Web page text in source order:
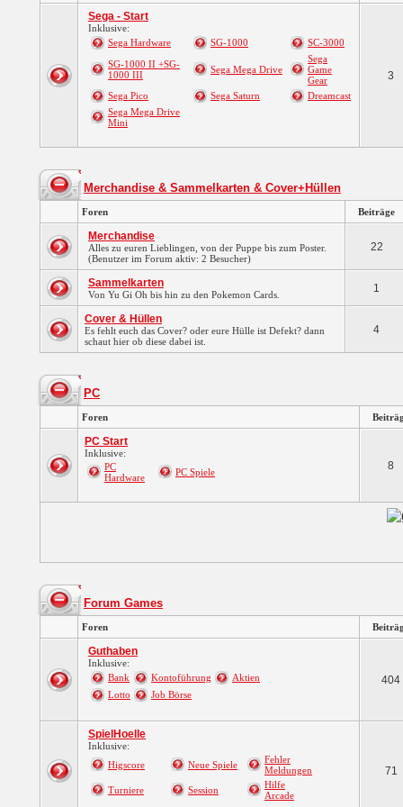
Sega - Start
Inklusive:
Sega Hardware
SG-1000
SC-3000
SG-1000 II +SG-
1000 III
Sega Mega Drive
Sega
Game
Gear
Sega Pico
Sega Saturn
Dreamcast
Sega Mega Drive
Mini
3
Merchandise & Sammelkarten & Cover+Hüllen
Foren Beiträge
Merchandise
Alles zu euren Lieblingen, von der Puppe bis zum Poster.
(Benutzer im Forum aktiv: 2 Besucher)
22
Sammelkarten
Von Yu Gi Oh bis hin zu den Pokemon Cards. 1
Cover & Hüllen
Es fehlt euch das Cover? oder eure Hülle ist Defekt? dann
schaut hier ob diese dabei ist.
4
PC
Foren
PC Start
Inklusive:
PC
Hardware
PC Spiele 8
Forum Games
Foren
Guthaben
Inklusive:
Bank
Kontoführung
Aktien
Lotto
Job Börse
404
SpielHoelle
Inklusive:
Higscore
Neue Spiele
Fehler
Meldungen
Turniere
Session
Hilfe
Arcade
71